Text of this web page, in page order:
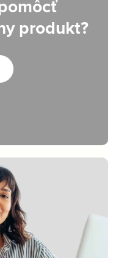
produkt?